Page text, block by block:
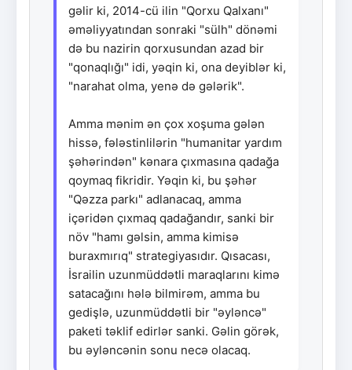
gəlir ki, 2014-cü ilin "Qorxu Qalxanı"
əməliyyatından sonraki "sülh" dönəmi
də bu nazirin qorxusundan azad bir
"qonaqlığı" idi, yəqin ki, ona deyiblər ki,
"narahat olma, yenə də gələrik".
Amma mənim ən çox xoşuma gələn
hissə, fələstinlilərin "humanitar yardım
şəhərindən" kənara çıxmasına qadağa
qoymaq fikridir. Yəqin ki, bu şəhər
"Qəzza parkı" adlanacaq, amma
içəridən çıxmaq qadağandır, sanki bir
növ "hamı gəlsin, amma kimisə
buraxmırıq" strategiyasıdır. Qısacası,
İsrailin uzunmüddətli maraqlarını kimə
satacağını hələ bilmirəm, amma bu
gedişlə, uzunmüddətli bir "əyləncə"
paketi təklif edirlər sanki. Gəlin görək,
bu əyləncənin sonu necə olacaq.